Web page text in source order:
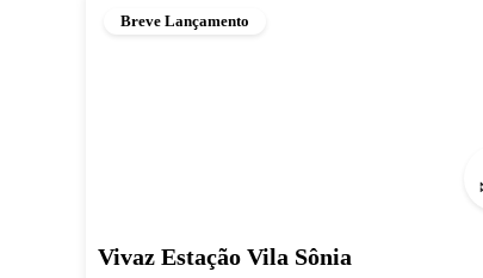
Breve Lançamento
Vivaz Estação Vila Sônia